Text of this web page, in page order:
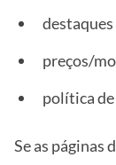
preços/
política
Se as páginas